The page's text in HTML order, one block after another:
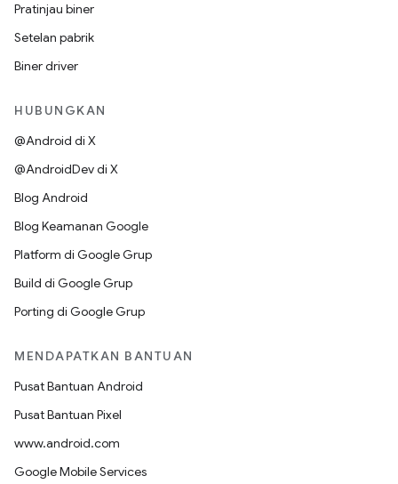
Pratinjau biner
Setelan pabrik
Biner driver
HUBUNGKAN
@Android di X
@AndroidDev di X
Blog Android
Blog Keamanan Google
Platform di Google Grup
Build di Google Grup
Porting di Google Grup
MENDAPATKAN BANTUAN
Pusat Bantuan Android
Pusat Bantuan Pixel
www.android.com
Google Mobile Services